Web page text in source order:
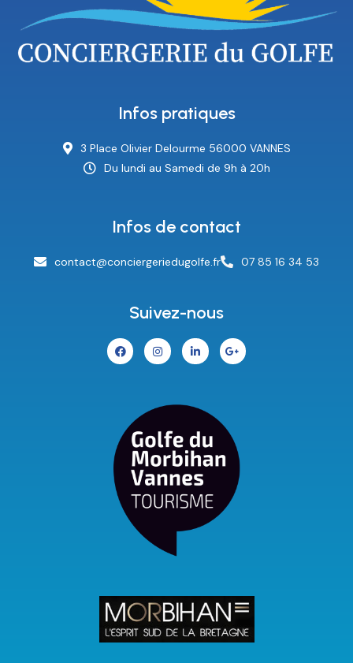
Infos pratiques
3 Place Olivier Delourme 56000 VANNES
Du lundi au Samedi de 9h à 20h
Infos de contact
contact@conciergeriedugolfe.fr 07 85 16 34 53
Suivez-nous